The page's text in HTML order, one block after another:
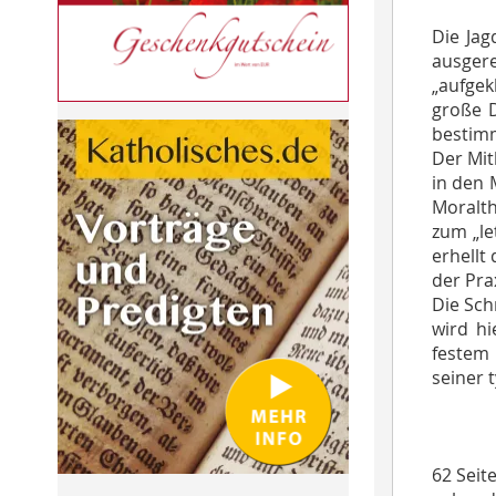
Die
große
Der
in den
zum
erhellt
der
Die
wird
seiner
62